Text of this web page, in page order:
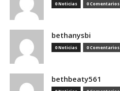
0 Noticias 0 Comentarios
bethanysbi
0 Noticias 0 Comentarios
bethbeaty561